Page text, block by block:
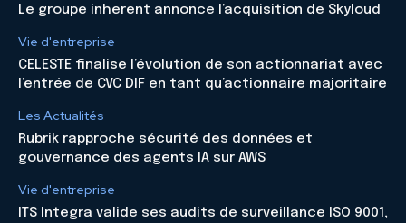
Le groupe inherent annonce l’acquisition de Skyloud
Vie d'entreprise
CELESTE finalise l’évolution de son actionnariat avec
l’entrée de CVC DIF en tant qu’actionnaire majoritaire
Les Actualités
Rubrik rapproche sécurité des données et
gouvernance des agents IA sur AWS
Vie d'entreprise
ITS Integra valide ses audits de surveillance ISO 9001,